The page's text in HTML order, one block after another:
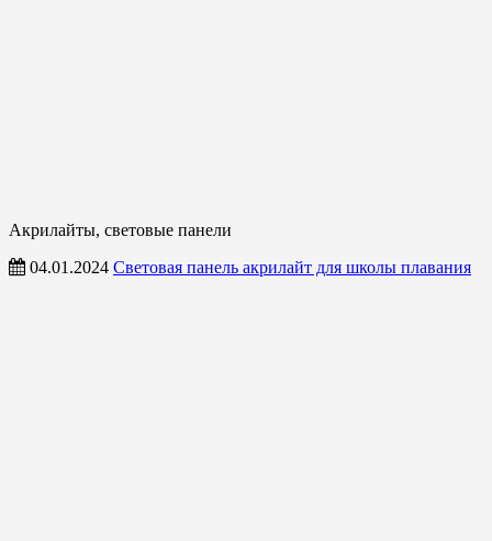
Акрилайты, световые панели
04.01.2024 Световая панель акрилайт для школы плавания